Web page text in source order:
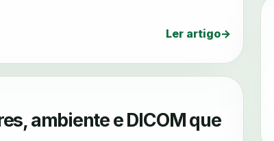
Ler artigo→
ambiente e DICOM que